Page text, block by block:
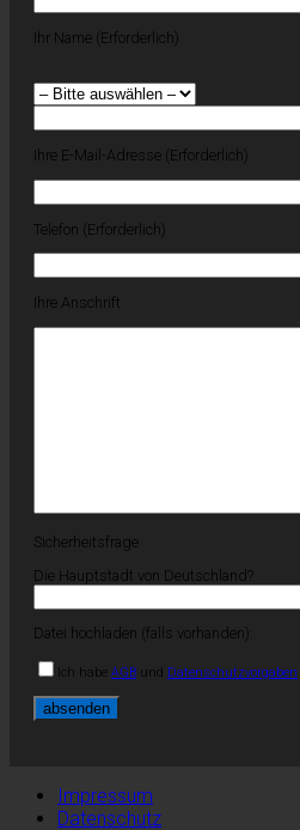
Ihr Name (Erforderlich)
Ihre E-Mail-Adresse (Erforderlich)
Telefon (Erforderlich)
Ihre Anschrift
Sicherheitsfrage
Die Hauptstadt von Deutschland?
Datei hochladen (falls vorhanden):
Ich habe AGB und Datenschutzvorgaben
Impressum
Datenschutz